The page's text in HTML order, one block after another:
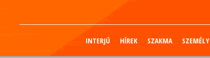
INTERJÚ HÍREK SZAKMA SZEMÉLY